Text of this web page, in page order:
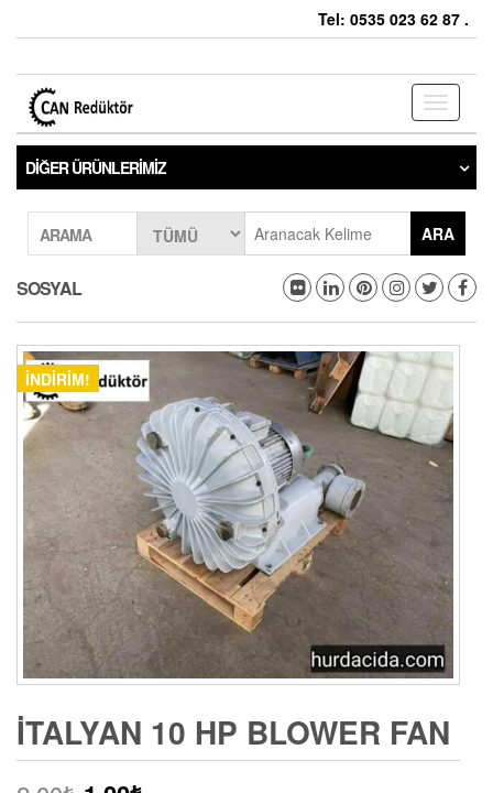
Tel: 0535 023 62 87 .
Toggle
DIĞER ÜRÜNLERIMIZ
ARAMA ARA
SOSYAL
İNDIRIM!
İTALYAN 10 HP BLOWER FAN